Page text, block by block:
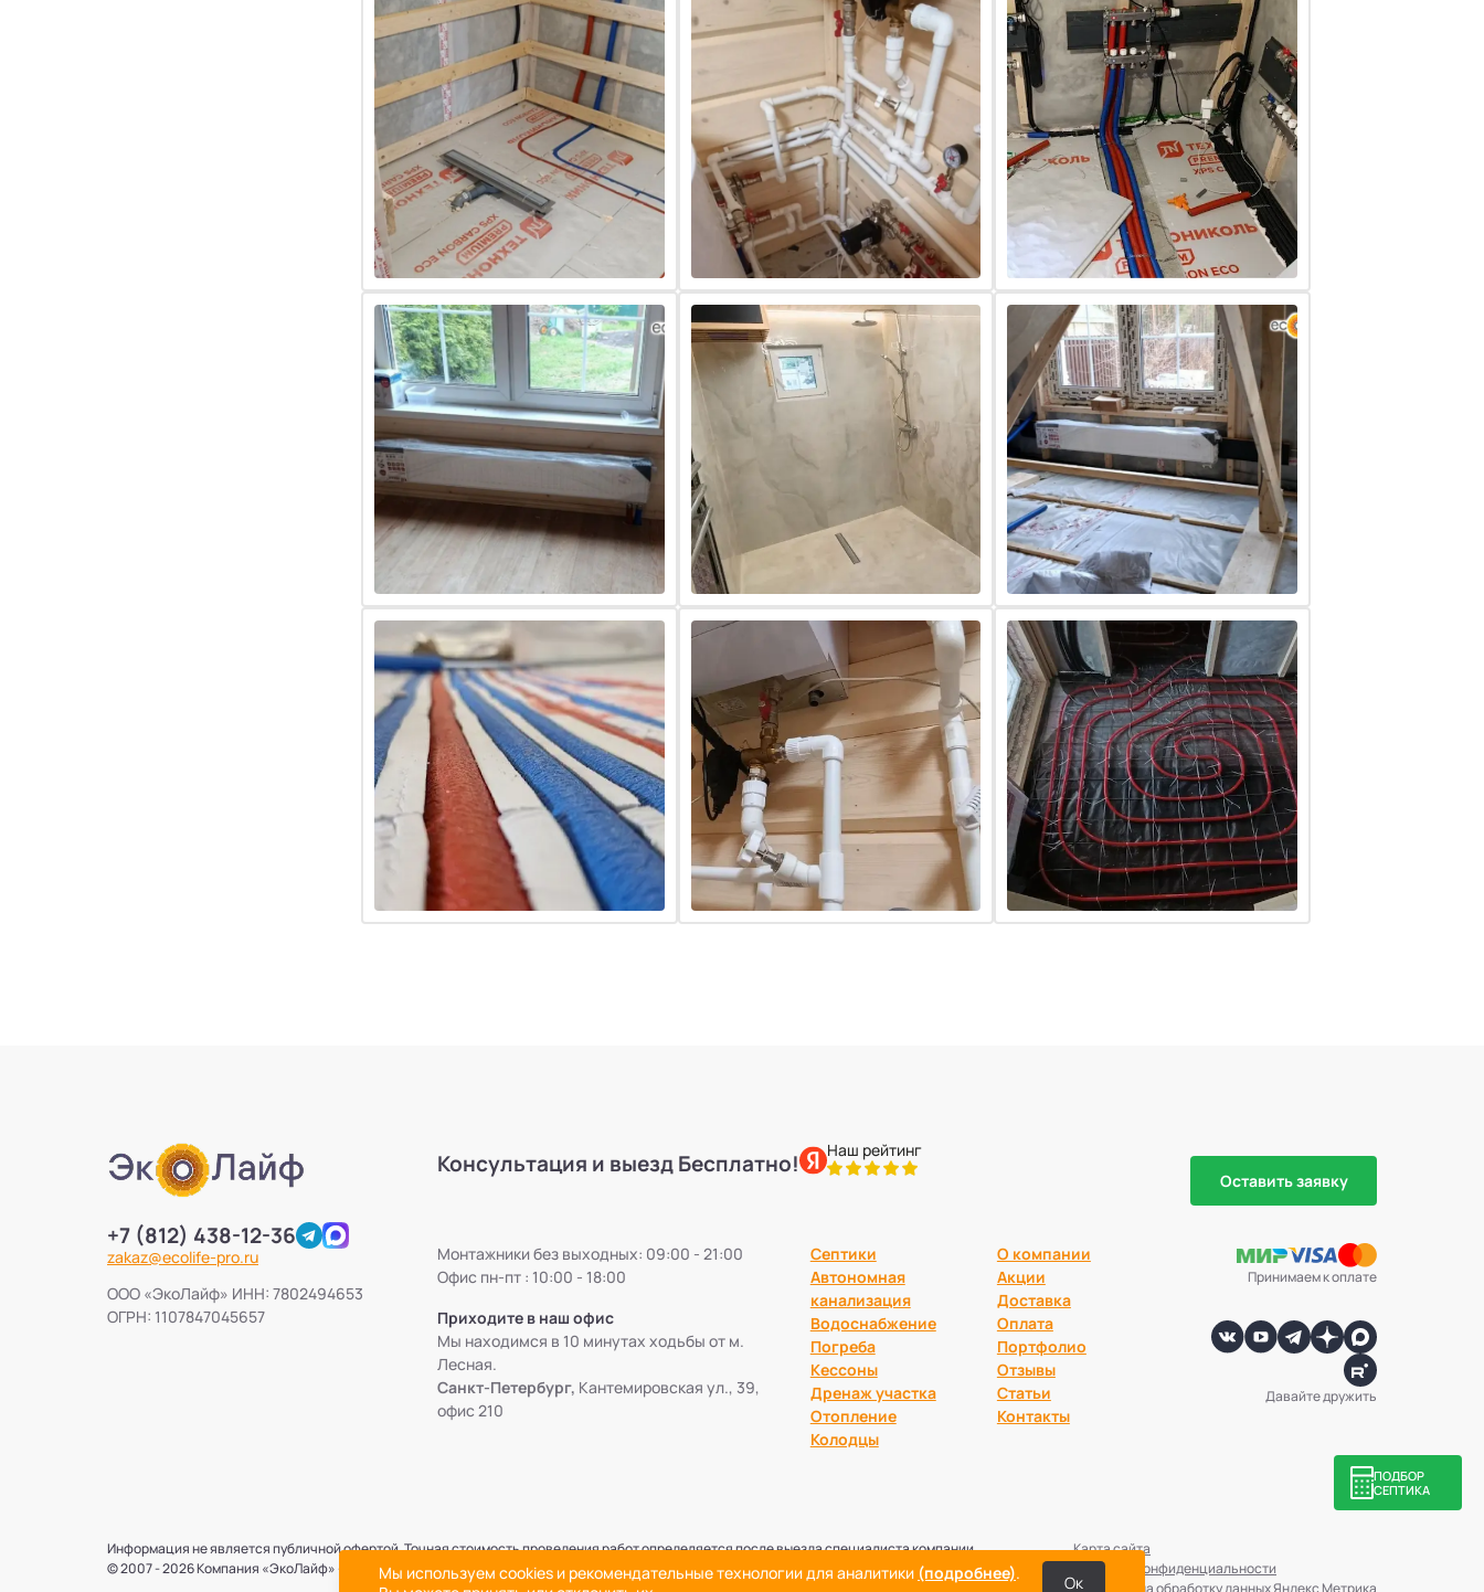
ПОДБОР
СЕПТИКА
+7 (812) 438-12-36
zakaz@ecolife-pro.ru
ООО «ЭкоЛайф» ИНН: 7802494653
ОГРН: 1107847045657
Консультация и выезд Бесплатно! Наш рейтинг
Монтажники без выходных: 09:00 - 21:00
Офис пн-пт : 10:00 - 18:00
Приходите в наш офис
Мы находимся в 10 минутах ходьбы от м.
Лесная.
Санкт-Петербург, Кантемировская ул., 39,
офис 210
Септики
Автономная
канализация
Водоснабжение
Погреба
Кессоны
Дренаж участка
Отопление
Колодцы
О компании
Акции
Доставка
Оплата
Портфолио
Отзывы
Статьи
Контакты
Оставить заявку
Принимаем к оплате
Давайте дружить
Информация не является публичной офертой. Точная стоимость проведения работ определяется после выезда специалиста компании.
© 2007 - 2026 Компания «ЭкоЛайф» - Запрещается копирование и распространение информации без предварительного согласия правообладателя.
Карта сайта
Политика конфиденциальности
Согласие на обработку данных Яндекс Метрика
Мы используем cookies и рекомендательные технологии для аналитики (подробнее).
Ок